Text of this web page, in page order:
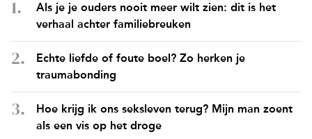
Als je je ouders nooit meer wilt zien: dit is het
verhaal achter familiebreuken
Echte liefde of foute boel? Zo herken je
traumabonding
Hoe krijg ik ons seksleven terug? Mijn man zoent
als een vis op het droge